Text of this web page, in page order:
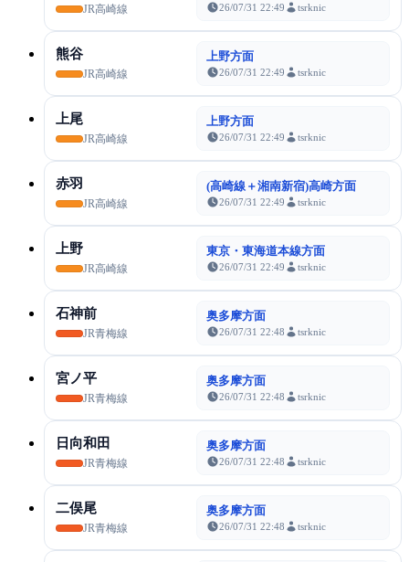
JR高崎線 26/07/31 22:49 tsrknic
熊谷
JR高崎線
上野方面
26/07/31 22:49 tsrknic
上尾
JR高崎線
上野方面
26/07/31 22:49 tsrknic
赤羽
JR高崎線
(高崎線＋湘南新宿)高崎方面
26/07/31 22:49 tsrknic
上野
JR高崎線
東京・東海道本線方面
26/07/31 22:49 tsrknic
石神前
JR青梅線
奥多摩方面
26/07/31 22:48 tsrknic
宮ノ平
JR青梅線
奥多摩方面
26/07/31 22:48 tsrknic
日向和田
JR青梅線
奥多摩方面
26/07/31 22:48 tsrknic
二俣尾
JR青梅線
奥多摩方面
26/07/31 22:48 tsrknic